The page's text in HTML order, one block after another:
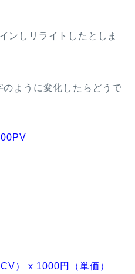
ンしリライトしたとしま
ように変化したらどうで
） x 1000円（単価）